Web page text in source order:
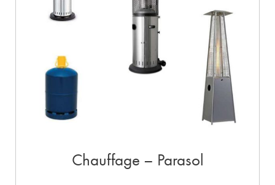
Chauffage – Parasol